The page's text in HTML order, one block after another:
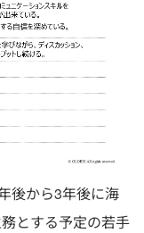
後から3年後に海
とする予定の若手